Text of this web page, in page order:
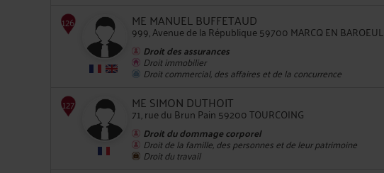
125
ME MANUEL BUFFETAUD
999, Avenue de la République 59700 MARCQ EN BAROEUL
Droit des assurances
Droit immobilier
Droit commercial, des affaires et de la concurrence
ME SIMON DUTHOIT
71, rue du Brun Pain 59200 TOURCOING
Droit du dommage corporel
Droit de la famille, des personnes et de leur patrimoine
Droit du travail